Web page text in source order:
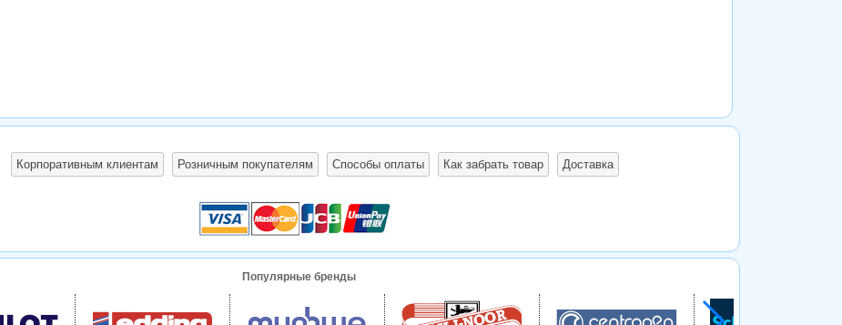
Корпоративным клиентам Розничным покупателям Способы оплаты Как забрать товар Доставка
Популярные бренды